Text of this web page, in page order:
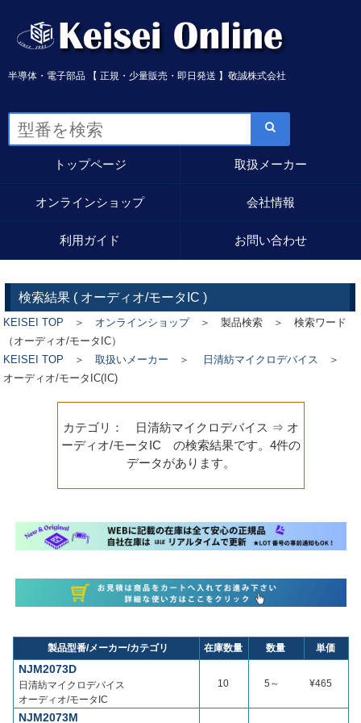
半導体・電子部品 【 正規・少量販売・即日発送 】敬誠株式会社
トップページ 取扱メーカー
オンラインショップ 会社情報
利用ガイド お問い合わせ
検索結果 ( オーディオ/モータIC )
KEISEI TOP ＞ オンラインショップ＞ 製品検索 ＞ 検索ワード
（オーディオ/モータIC）
KEISEI TOP ＞取扱いメーカー ＞ 日清紡マイクロデバイス ＞
オーディオ/モータIC(IC)
カテゴリ： 日清紡マイクロデバイス ⇒ オ
ーディオ/モータIC の検索結果です。4件の
データがあります。
製品型番/メーカー/カテゴリ 在庫数量 数量 単価
NJM2073D
日清紡マイクロデバイス
オーディオ/モータIC
10 5～ ¥465
NJM2073M